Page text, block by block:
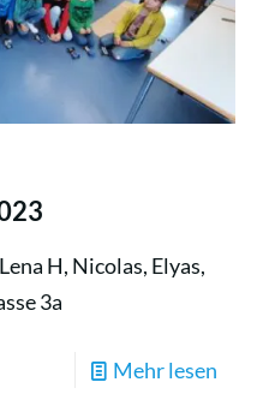
H, Nicolas, Elyas,
3a
Mehr lesen